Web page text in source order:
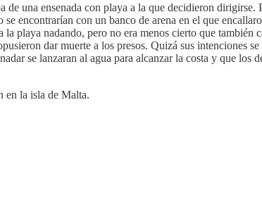
una ensenada con playa a la que decidieron
encontrarían con un banco de arena en el que
playa nadando, pero no era menos cierto que
dar muerte a los presos. Quizá sus intenciones
se lanzaran al agua para alcanzar la costa y que los
en la isla de Malta.